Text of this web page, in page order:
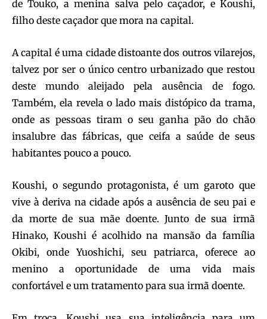
de Touko, a menina salva pelo caçador, e Koushi,
filho deste caçador que mora na capital.
A capital é uma cidade distoante dos outros vilarejos,
talvez por ser o único centro urbanizado que restou
deste mundo aleijado pela ausência de fogo.
Também, ela revela o lado mais distópico da trama,
onde as pessoas tiram o seu ganha pão do chão
insalubre das fábricas, que ceifa a saúde de seus
habitantes pouco a pouco.
Koushi, o segundo protagonista, é um garoto que
vive à deriva na cidade após a ausência de seu pai e
da morte de sua mãe doente. Junto de sua irmã
Hinako, Koushi é acolhido na mansão da família
Okibi, onde Yuoshichi, seu patriarca, oferece ao
menino a oportunidade de uma vida mais
confortável e um tratamento para sua irmã doente.